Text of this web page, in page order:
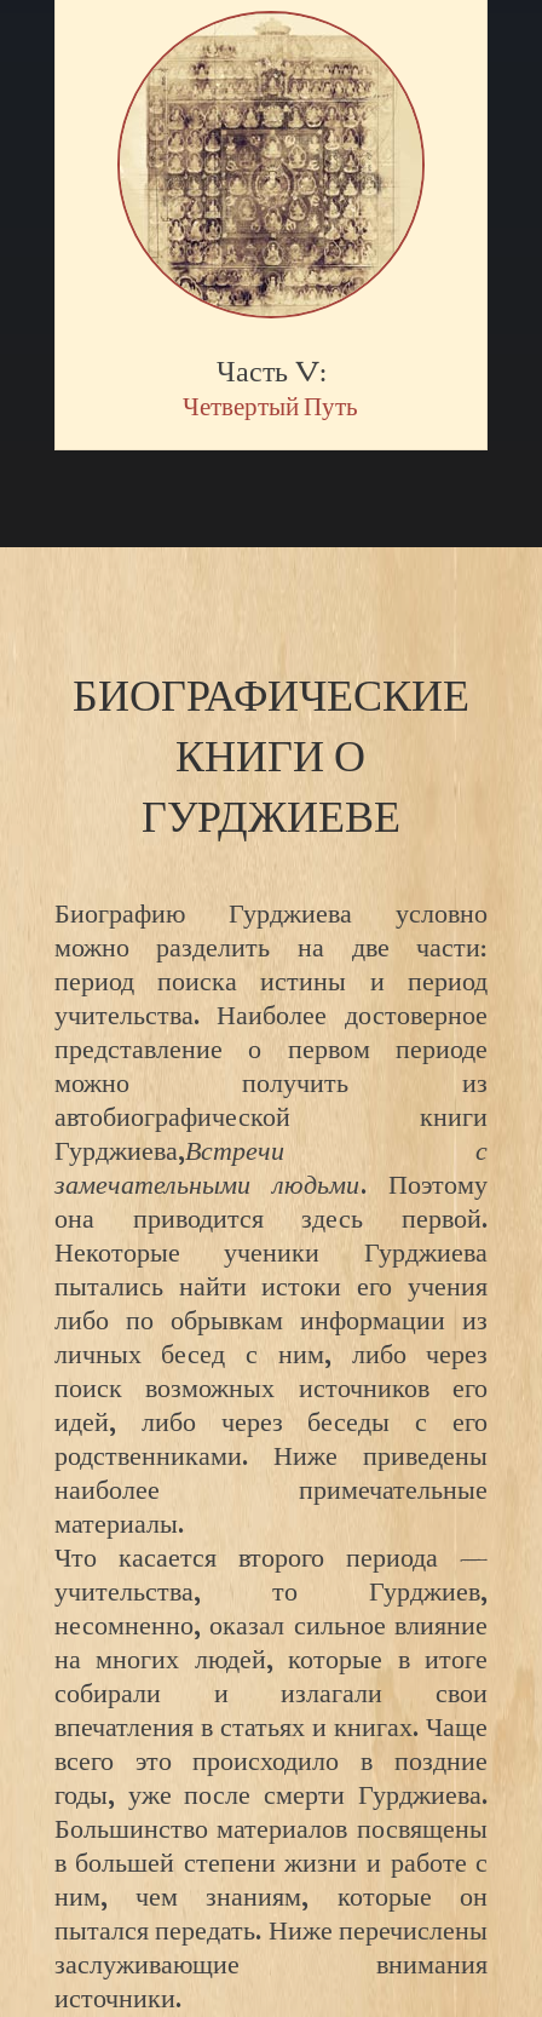
Часть V:
Четвертый Путь
БИОГРАФИЧЕСКИЕ
КНИГИ О
ГУРДЖИЕВЕ
Биографию Гурджиева условно
можно разделить на две части:
период поиска истины и период
учительства. Наиболее достоверное
представление о первом периоде
можно получить из
автобиографической книги
Гурджиева,Встречи с
замечательными людьми. Поэтому
она приводится здесь первой.
Некоторые ученики Гурджиева
пытались найти истоки его учения
либо по обрывкам информации из
личных бесед с ним, либо через
поиск возможных источников его
идей, либо через беседы с его
родственниками. Ниже приведены
наиболее примечательные
материалы.
Что касается второго периода —
учительства, то Гурджиев,
несомненно, оказал сильное влияние
на многих людей, которые в итоге
собирали и излагали свои
впечатления в статьях и книгах. Чаще
всего это происходило в поздние
годы, уже после смерти Гурджиева.
Большинство материалов посвящены
в большей степени жизни и работе с
ним, чем знаниям, которые он
пытался передать. Ниже перечислены
заслуживающие внимания
источники.